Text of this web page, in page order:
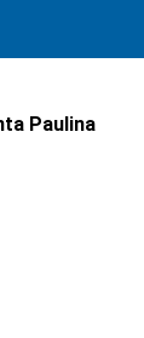
Paulina